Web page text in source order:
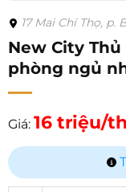
17 Mai Chí Thọ, p.
New City
phòng ngủ
Giá: 16 triệu/